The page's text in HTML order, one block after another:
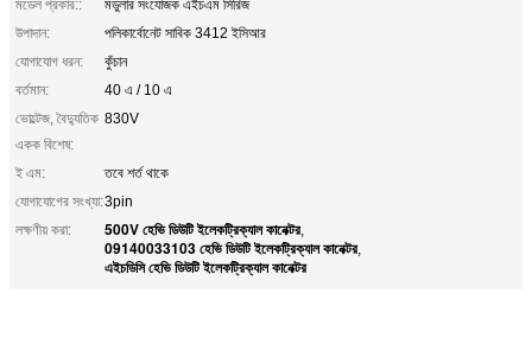
মডেল প্রকার::
মডুলার সংযোজক এইচএম সিরিজ
উপাদান:
পলিকার্বোনেট সাবিক 3412 ইসিআর
যোগাযোগ ধরন:
কুঁচান
বর্তমান:
40 এ / 10 এ
ভোল্টেজ, বৈদ্যুতিক
একক বিশেষ:
830V
ই এম:
তবে শর্ত থাকে
যোগাযোগের সংখ্যা:3pin
লক্ষণীয় করা:
500V হেভি ডিউটি ​​ইলেকট্রিক্যাল কানেক্টর,
09140033103 হেভি ডিউটি ​​ইলেকট্রিক্যাল কানেক্টর,
এইচডিসি হেভি ডিউটি ​​ইলেকট্রিক্যাল কানেক্টর